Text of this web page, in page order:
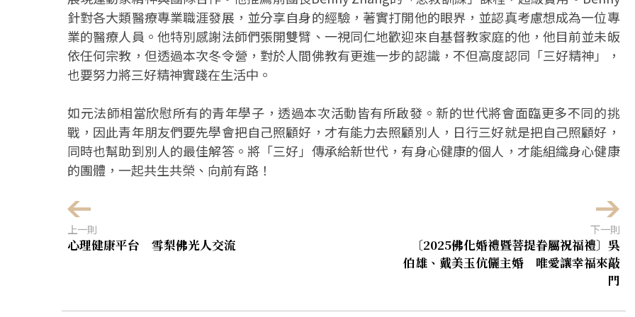
針對各大類醫療專業職涯發展，並分享自身的經驗，著實打開他的眼界，並認真考慮想成為一位專
業的醫療人員。他特別感謝法師們張開雙臂、一視同仁地歡迎來自基督教家庭的他，他目前並未皈
依任何宗教，但透過本次冬令營，對於人間佛教有更進一步的認識，不但高度認同「三好精神」，
也要努力將三好精神實踐在生活中。
如元法師相當欣慰所有的青年學子，透過本次活動皆有所啟發。新的世代將會面臨更多不同的挑
戰，因此青年朋友們要先學會把自己照顧好，才有能力去照顧別人，日行三好就是把自己照顧好，
同時也幫助到別人的最佳解答。將「三好」傳承給新世代，有身心健康的個人，才能組織身心健康
的團體，一起共生共榮、向前有路！
上一則
心理健康平台 雪梨佛光人交流
下一則
〔2025佛化婚禮暨菩提眷屬祝福禮〕吳
伯雄、戴美玉伉儷主婚 唯愛讓幸福來敲
門